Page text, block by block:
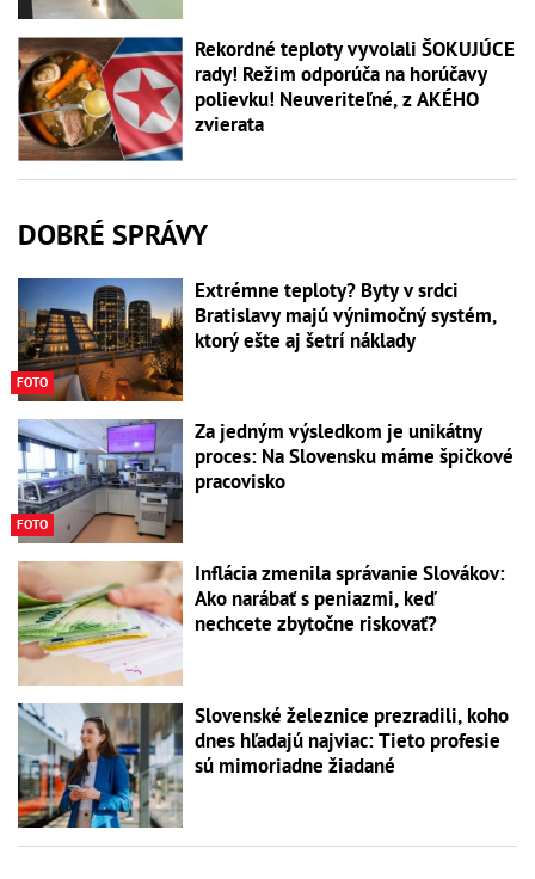
Rekordné teploty vyvolali ŠOKUJÚCE
rady! Režim odporúča na horúčavy
polievku! Neuveriteľné, z AKÉHO
zvierata
DOBRÉ SPRÁVY
FOTO
Extrémne teploty? Byty v srdci
Bratislavy majú výnimočný systém,
ktorý ešte aj šetrí náklady
FOTO
Za jedným výsledkom je unikátny
proces: Na Slovensku máme špičkové
pracovisko
Inflácia zmenila správanie Slovákov:
Ako narábať s peniazmi, keď
nechcete zbytočne riskovať?
Slovenské železnice prezradili, koho
dnes hľadajú najviac: Tieto profesie
sú mimoriadne žiadané